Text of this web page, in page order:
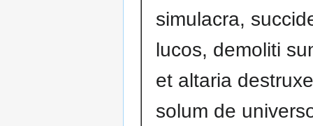
simulacra,
lucos, demoliti
et altaria
solum de